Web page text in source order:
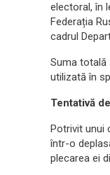
electoral, în
Federația
cadrul
Suma totală
utilizată în
Tentativă
Potrivit unui
într-o
plecarea ei